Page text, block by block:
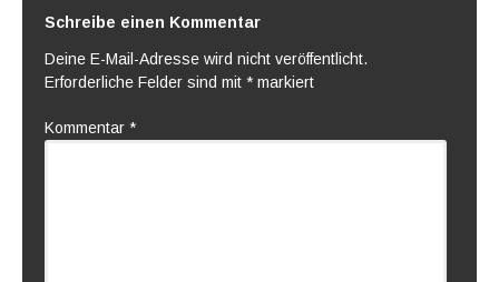
Schreibe einen Kommentar
Deine E-Mail-Adresse wird nicht veröffentlicht.
Erforderliche Felder sind mit * markiert
Kommentar *